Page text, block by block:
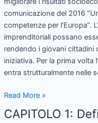
comunicazione del 2016
competenze per l’Europa”.
imprenditoriali possano
rendendo i giovani cittadini
iniziativa. Per la prima volta
entra strutturalmente nelle
Read More »
CAPITOLO 1:
CAPITOLO